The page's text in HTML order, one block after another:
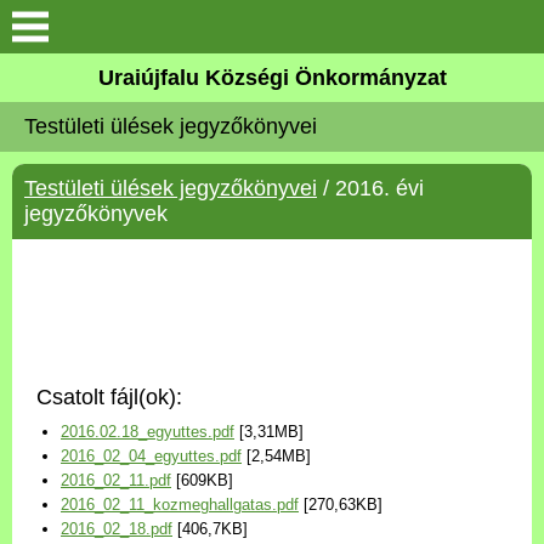
Köszöntő
Elérhetőségek
Uraiújfalu
Választási információk
Versenyképes Járások
Program
Uraiújfalu Községi Önkormányzat
Testületi ülések jegyzőkönyvei
Testületi ülések jegyzőkönyvei / 2016. évi
jegyzőkönyvek
Csatolt fájl(ok):
2016.02.18_egyuttes.pdf [3,31MB]
2016_02_04_egyuttes.pdf [2,54MB]
2016_02_11.pdf [609KB]
2016_02_11_kozmeghallgatas.pdf [270,63KB]
2016_02_18.pdf [406,7KB]